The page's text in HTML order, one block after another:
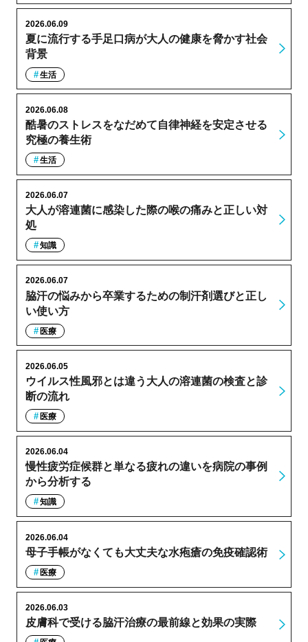
夏に流行する手足口病が大人の健康を脅かす社会
背景
2026.06.09
生活
酷暑のストレスをなだめて自律神経を安定させる
究極の養生術
2026.06.08
生活
大人が溶連菌に感染した際の喉の痛みと正しい対
処
2026.06.07
知識
脇汗の悩みから卒業するための制汗剤選びと正し
い使い方
2026.06.07
医療
ウイルス性風邪とは違う大人の溶連菌の検査と診
断の流れ
2026.06.05
医療
慢性疲労症候群と単なる疲れの違いを病院の事例
から分析する
2026.06.04
知識
母子手帳がなくても大丈夫な水疱瘡の免疫確認術
2026.06.04
医療
皮膚科で受ける脇汗治療の最前線と効果の実際
2026.06.03